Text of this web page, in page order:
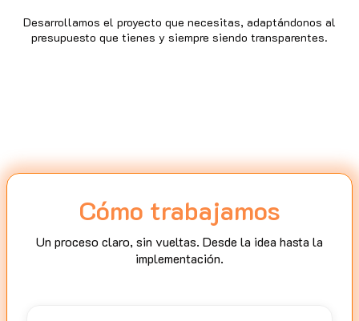
Desarrollamos el proyecto que necesitas, adaptándonos al
presupuesto que tienes y siempre siendo transparentes.
Cómo trabajamos
Un proceso claro, sin vueltas. Desde la idea hasta la
implementación.